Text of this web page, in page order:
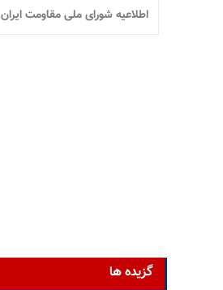
اطلاعیه شورای ملی مقاومت ایران
گزیده ها